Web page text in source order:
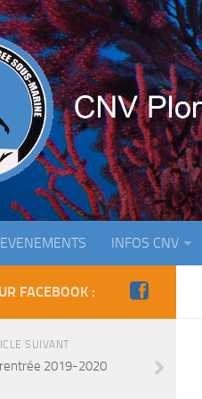
EVENEMENTS INFOS CNV
FACEBOOK :
SUIVANT
2019-2020